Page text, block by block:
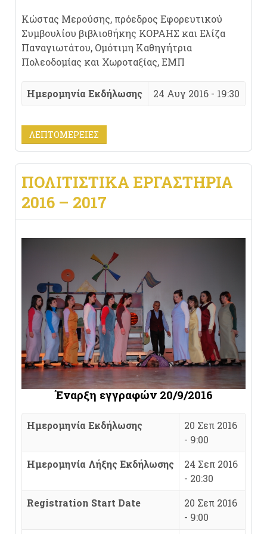
Κώστας Μερούσης, πρόεδρος Εφορευτικού
Συμβουλίου βιβλιοθήκης ΚΟΡΑΗΣ και Ελίζα
Παναγιωτάτου, Ομότιμη Καθηγήτρια
Πολεοδομίας και Χωροταξίας, ΕΜΠ
Ημερομηνία Εκδήλωσης 24 Αυγ 2016 - 19:30
ΛΕΠΤΟΜΈΡΕΙΕΣ
ΠΟΛΙΤΙΣΤΙΚΆ ΕΡΓΑΣΤΉΡΙΑ
2016 – 2017
Έναρξη εγγραφών 20/9/2016
Ημερομηνία Εκδήλωσης
20 Σεπ 2016
- 9:00
Ημερομηνία Λήξης Εκδήλωσης
24 Σεπ 2016
- 20:30
Registration Start Date
20 Σεπ 2016
- 9:00